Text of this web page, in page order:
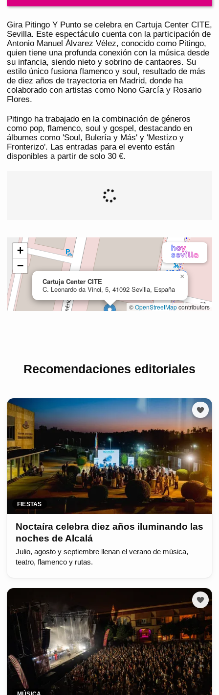
Gira Pitingo Y Punto se celebra en Cartuja Center CITE,
Sevilla. Este espectáculo cuenta con la participación de
Antonio Manuel Álvarez Vélez, conocido como Pitingo,
quien tiene una profunda conexión con la música desde
su infancia, siendo nieto y sobrino de cantaores. Su
estilo único fusiona flamenco y soul, resultado de más
de diez años de trayectoria en Madrid, donde ha
colaborado con artistas como Nono García y Rosario
Flores.
Pitingo ha trabajado en la combinación de géneros
como pop, flamenco, soul y gospel, destacando en
álbumes como 'Soul, Bulería y Más' y 'Mestizo y
Fronterizo'. Las entradas para el evento están
disponibles a partir de solo 30 €.
Recomendaciones editoriales
FIESTAS
Noctaíra celebra diez años iluminando las
noches de Alcalá
Julio, agosto y septiembre llenan el verano de música,
teatro, flamenco y rutas.